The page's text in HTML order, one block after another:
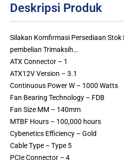
Deskripsi Produk
Silakan Komfirmasi Persediaan
pembelian Trimaksih…
ATX Connector – 1
ATX12V Version – 3.1
Continuous Power W – 1000 Watts
Fan Bearing Technology – FDB
Fan Size MM – 140mm
MTBF Hours – 100,000 hours
Cybenetics Efficiency – Gold
Cable Type – Type 5
PCIe Connector – 4